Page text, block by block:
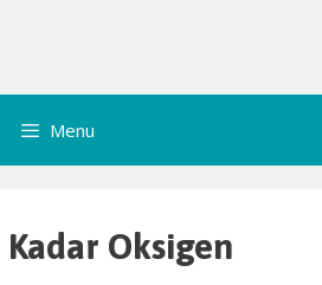
Menu
Oksigen